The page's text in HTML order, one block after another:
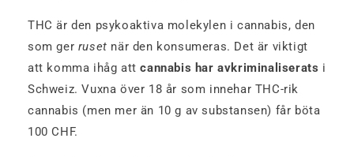
THC är den psykoaktiva molekylen i cannabis, den
som ger ruset när den konsumeras. Det är viktigt
att komma ihåg attcannabis har avkriminaliserats i
Schweiz. Vuxna över 18 år som innehar THC-rik
cannabis (men mer än 10 g av substansen) får böta
100 CHF.